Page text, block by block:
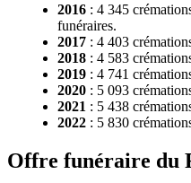
2016 : 4 345
funéraires.
2017 : 4 403
2018 : 4 583
2019 : 4 741
2020 : 5 093
2021 : 5 438
2022 : 5 830
Offre funéraire du